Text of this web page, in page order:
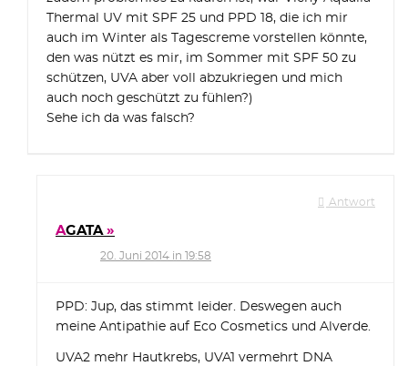
Thermal UV mit SPF 25 und PPD 18, die ich mir
auch im Winter als Tagescreme vorstellen könnte,
den was nützt es mir, im Sommer mit SPF 50 zu
schützen, UVA aber voll abzukriegen und mich
auch noch geschützt zu fühlen?)
Sehe ich da was falsch?
Antwort
AGATA
20. Juni 2014 in 19:58
PPD: Jup, das stimmt leider. Deswegen auch
meine Antipathie auf Eco Cosmetics und Alverde.
UVA2 mehr Hautkrebs, UVA1 vermehrt DNA